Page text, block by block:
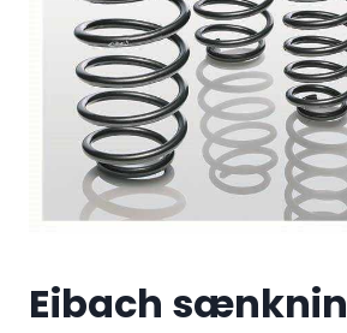
Eibach